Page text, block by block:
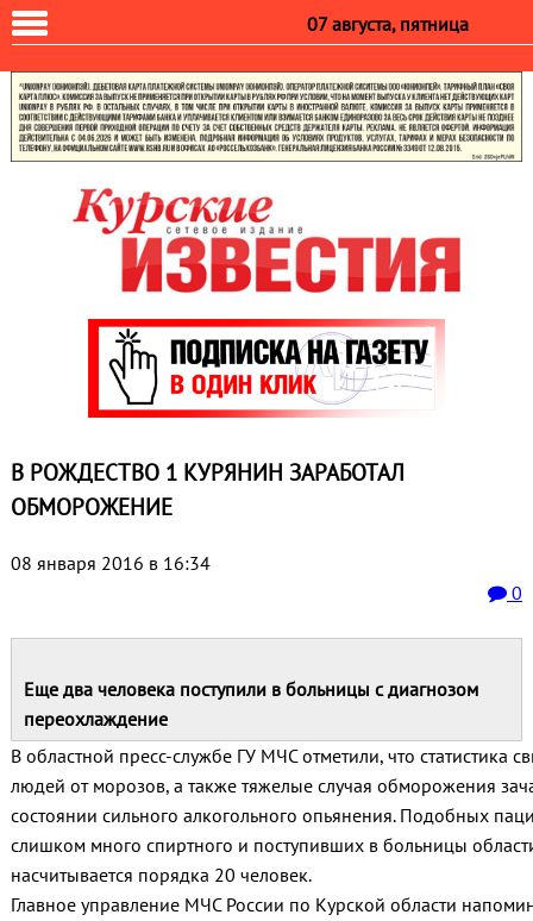
07 августа, пятница
В РОЖДЕСТВО 1 КУРЯНИН ЗАРАБОТАЛ
ОБМОРОЖЕНИЕ
08 января 2016 в 16:34
0
Еще два человека поступили в больницы с диагнозом
переохлаждение
В областной пресс-службе ГУ МЧС отметили, что статистика
людей от морозов, а также тяжелые случая обморожения
состоянии сильного алкогольного опьянения. Подобных
слишком много спиртного и поступивших в больницы
насчитывается порядка 20 человек.
Главное управление МЧС России по Курской области